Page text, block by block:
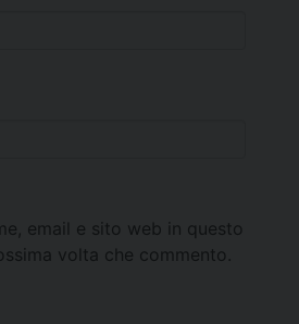
email e sito web in questo
volta che commento.